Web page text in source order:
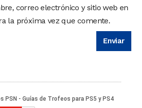
correo electrónico y sitio web en
la próxima vez que comente.